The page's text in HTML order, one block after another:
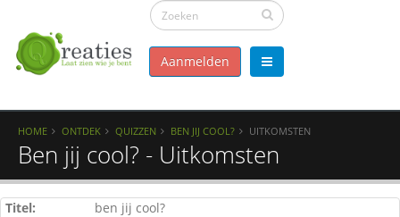
Aanmelden
HOME ONTDEK QUIZZEN BEN JIJ COOL? UITKOMSTEN
Ben jij cool? - Uitkomsten
Titel:
ben jij cool?